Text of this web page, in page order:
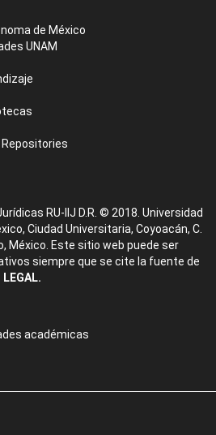
de México
UNAM
RU-IIJ D.R. © 2018. Universidad
Ciudad Universitaria, Coyoacán, C.
México. Este sitio web puede ser
siempre que se cite la fuente de
LEGAL.
académicas